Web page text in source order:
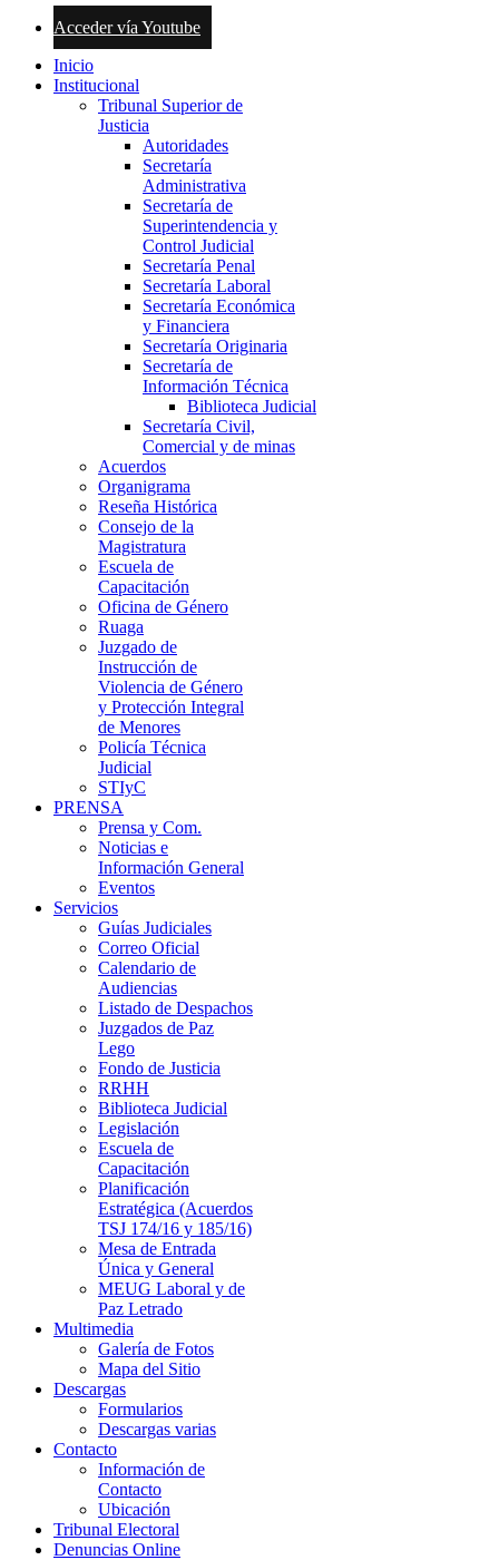
Acceder vía Youtube
Inicio
Institucional
Tribunal Superior de
Justicia
Autoridades
Secretaría
Administrativa
Secretaría de
Superintendencia y
Control Judicial
Secretaría Penal
Secretaría Laboral
Secretaría Económica
y Financiera
Secretaría Originaria
Secretaría de
Información Técnica
Biblioteca Judicial
Secretaría Civil,
Comercial y de minas
Acuerdos
Organigrama
Reseña Histórica
Consejo de la
Magistratura
Escuela de
Capacitación
Oficina de Género
Ruaga
Juzgado de
Instrucción de
Violencia de Género
y Protección Integral
de Menores
Policía Técnica
Judicial
STIyC
PRENSA
Prensa y Com.
Noticias e
Información General
Eventos
Servicios
Guías Judiciales
Correo Oficial
Calendario de
Audiencias
Listado de Despachos
Juzgados de Paz
Lego
Fondo de Justicia
RRHH
Biblioteca Judicial
Legislación
Escuela de
Capacitación
Planificación
Estratégica (Acuerdos
TSJ 174/16 y 185/16)
Mesa de Entrada
Única y General
MEUG Laboral y de
Paz Letrado
Multimedia
Galería de Fotos
Mapa del Sitio
Descargas
Formularios
Descargas varias
Contacto
Información de
Contacto
Ubicación
Tribunal Electoral
Denuncias Online